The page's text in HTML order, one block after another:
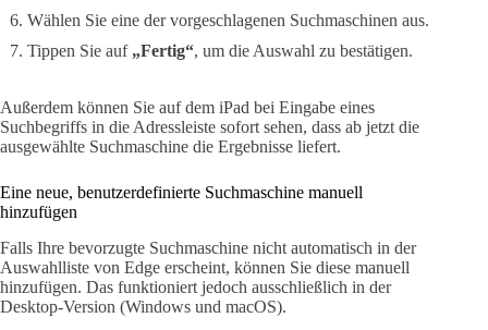
Wählen Sie eine der vorgeschlagenen Suchmaschinen aus.
Tippen Sie auf „Fertig“, um die Auswahl zu bestätigen.
Außerdem können Sie auf dem iPad bei Eingabe eines
Suchbegriffs in die Adressleiste sofort sehen, dass ab jetzt die
ausgewählte Suchmaschine die Ergebnisse liefert.
Eine neue, benutzerdefinierte Suchmaschine manuell
hinzufügen
Falls Ihre bevorzugte Suchmaschine nicht automatisch in der
Auswahlliste von Edge erscheint, können Sie diese manuell
hinzufügen. Das funktioniert jedoch ausschließlich in der
Desktop-Version (Windows und macOS).